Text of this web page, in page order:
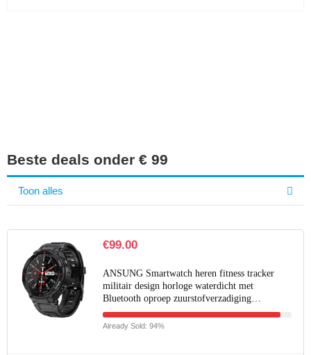
Beste deals onder € 99
Toon alles
€99.00
ANSUNG Smartwatch heren fitness tracker
militair design horloge waterdicht met
Bluetooth oproep zuurstofverzadiging…
Already Sold: 94%